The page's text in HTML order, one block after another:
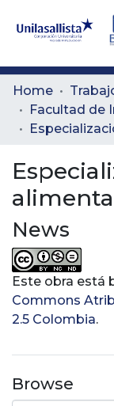
Communities
& Collections
All of DSpace
Home
Facultad de
News
Este obra está
Commons
2.5 Colombia.
Browse